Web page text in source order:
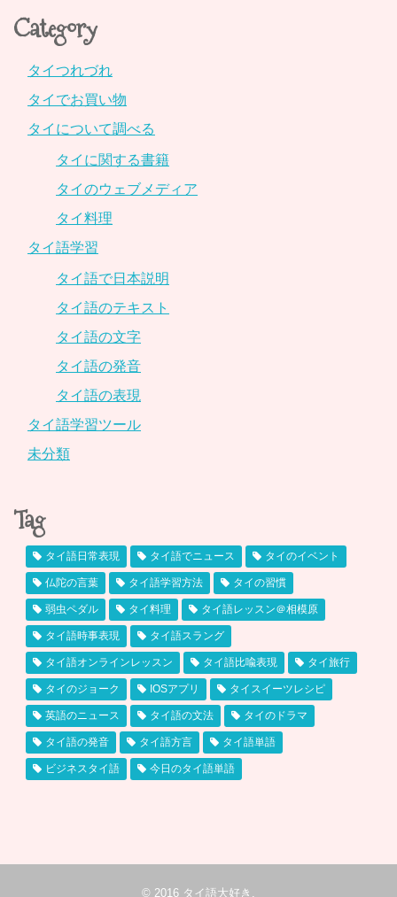
Category
タイつれづれ
タイでお買い物
タイについて調べる
タイに関する書籍
タイのウェブメディア
タイ料理
タイ語学習
タイ語で日本説明
タイ語のテキスト
タイ語の文字
タイ語の発音
タイ語の表現
タイ語学習ツール
未分類
Tag
タイ語日常表現 タイ語でニュース タイのイベント
仏陀の言葉 タイ語学習方法 タイの習慣
弱虫ペダル タイ料理 タイ語レッスン＠相模原
タイ語時事表現 タイ語スラング
タイ語オンラインレッスン タイ語比喩表現 タイ旅行
タイのジョーク IOSアプリ タイスイーツレシピ
英語のニュース タイ語の文法 タイのドラマ
タイ語の発音 タイ語方言 タイ語単語
ビジネスタイ語 今日のタイ語単語
© 2016 タイ語大好き .